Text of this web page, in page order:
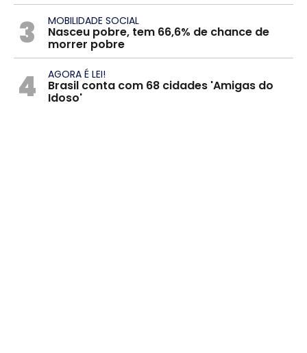
3 MOBILIDADE SOCIAL
Nasceu pobre, tem 66,6% de chance de
morrer pobre
4 AGORA É LEI!
Brasil conta com 68 cidades 'Amigas do
Idoso'